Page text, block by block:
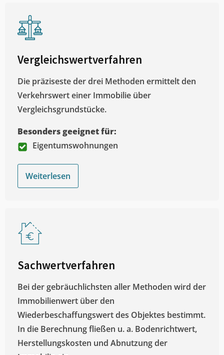
Vergleichswertverfahren
Die präziseste der drei Methoden ermittelt den
Verkehrswert einer Immobilie über
Vergleichsgrundstücke.
Besonders geeignet für:
Eigentumswohnungen
Weiterlesen
Sachwertverfahren
Bei der gebräuchlichsten aller Methoden wird der
Immobilienwert über den
Wiederbeschaffungswert des Objektes bestimmt.
In die Berechnung fließen u. a. Bodenrichtwert,
Herstellungskosten und Abnutzung der